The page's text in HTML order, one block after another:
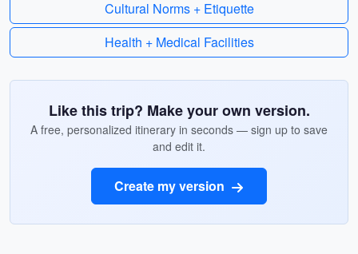
Cultural Norms + Etiquette
Health + Medical Facilities
Like this trip? Make your own version.
A free, personalized itinerary in seconds — sign up to save
and edit it.
Create my version